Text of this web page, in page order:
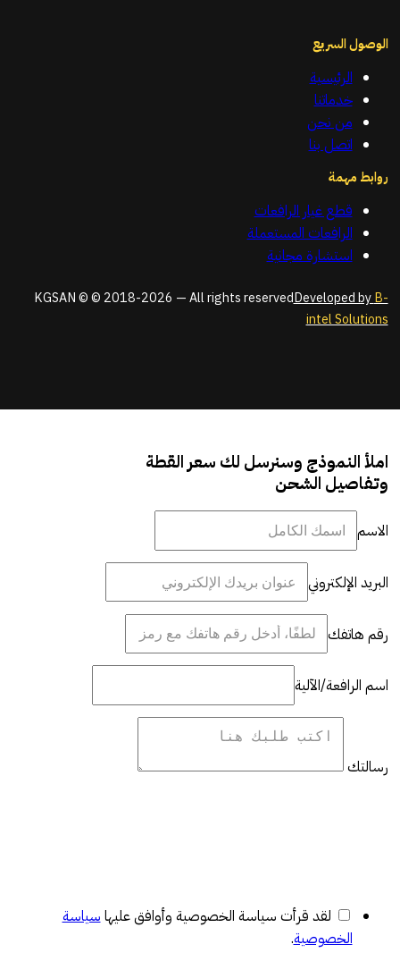
الوصول السريع
الرئيسية
خدماتنا
من نحن
اتصل بنا
روابط مهمة
قطع غيار الرافعات
الرافعات المستعملة
استشارة مجانية
KGSAN © © 2018-2026 — All rights reservedDeveloped byB-
intel Solutions
املأ النموذج وسنرسل لك سعر القطة
وتفاصيل الشحن
الاسم
البريد الإلكتروني
رقم هاتفك
اسم الرافعة/الآلية
رسالتك
لقد قرأت سياسة الخصوصية وأوافق عليها سياسة
الخصوصية.